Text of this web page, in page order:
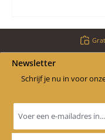
Newsletter
Schrijf je nu in voor
E-
mailadres